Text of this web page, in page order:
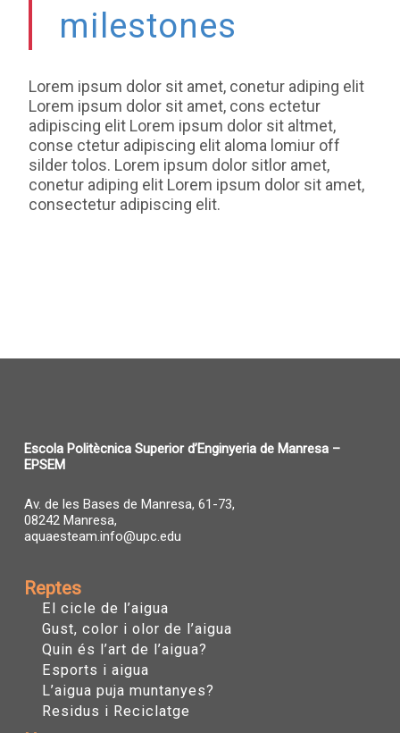
milestones
Lorem ipsum dolor sit amet, conetur adiping elit
Lorem ipsum dolor sit amet, cons ectetur
adipiscing elit Lorem ipsum dolor sit altmet,
conse ctetur adipiscing elit aloma lomiur off
silder tolos. Lorem ipsum dolor sitlor amet,
conetur adiping elit Lorem ipsum dolor sit amet,
consectetur adipiscing elit.
Escola Politècnica Superior d’Enginyeria de Manresa –
EPSEM
Av. de les Bases de Manresa, 61-73,
08242 Manresa,
aquaesteam.info@upc.edu
Reptes
El cicle de l’aigua
Gust, color i olor de l’aigua
Quin és l’art de l’aigua?
Esports i aigua
L’aigua puja muntanyes?
Residus i Reciclatge